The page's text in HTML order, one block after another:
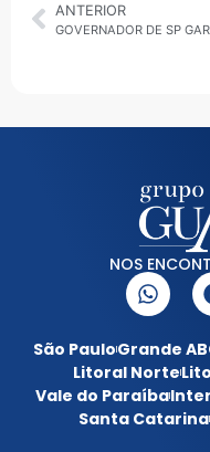
ANTERIOR
NOS
São PauloGrande
Litoral Norte
Vale do Paraíba
Santa Catarina